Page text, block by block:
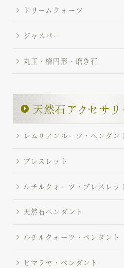
ドリームクォーツ
ジャスパー
丸玉・楕円形・磨き石
レムリアンルーツ・ペンダン
ブレスレット
ルチルクォーツ・ブレスレッ
天然石ペンダント
ルチルクォーツ・ペンダント
ヒマラヤ・ペンダント